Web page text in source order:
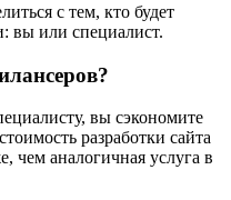
с тем, кто будет
вы или специалист.
вы сэкономите
разработки сайта
чем аналогичная услуга в